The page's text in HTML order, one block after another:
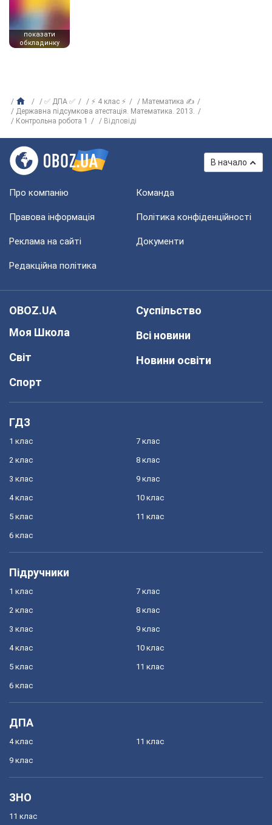
показати
обкладинку
✅ ДПА ✅ ⚡ 4 клас ⚡
Математика ✍
Державна підсумкова атестація. Математика. 2013.
Контрольна робота 1
Відповіді
В начало
Про компанію Команда
Правова інформація Політика конфіденційності
Реклама на сайті Документи
Редакційна політика
OBOZ.UA
Моя Школа
Світ
Спорт
Суспільство
Всі новини
Новини освіти
ГДЗ
1 клас
2 клас
3 клас
4 клас
5 клас
6 клас
7 клас
8 клас
9 клас
10 клас
11 клас
Підручники
1 клас
2 клас
3 клас
4 клас
5 клас
6 клас
7 клас
8 клас
9 клас
10 клас
11 клас
ДПА
4 клас
9 клас
11 клас
ЗНО
11 клас